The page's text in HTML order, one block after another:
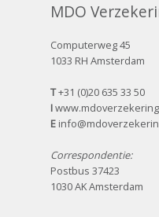
MDO
Computerweg 45
1033 RH Amsterdam
T+31 (0)20 635 33 50
I
E
Correspondentie:
Postbus 37423
1030 AK Amsterdam